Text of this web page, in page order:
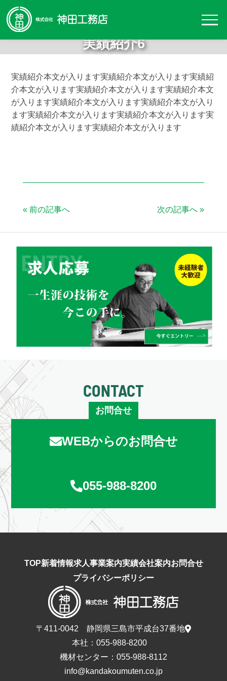
実績紹介6
実績紹介本文が入ります実績紹介本文が入ります実績紹
介本文が入ります実績紹介本文が入ります実績紹介本文
が入ります実績紹介本文が入ります実績紹介本文が入り
ます実績紹介本文が入ります実績紹介本文が入ります実
績紹介本文が入ります実績紹介本文が入ります
« 前の記事へ 次の記事へ »
CONTACT
お問合せ
WEBからのお問合せ
055-988-8200
TOP新着情報求人事業案内実績会社案内お問合せ
プライバシーポリシー
〒411-0042 静岡県三島市平成台37番地
本社： 055-988-8200
機材センター： 055-988-8112
info@kandakoumuten.co.jp